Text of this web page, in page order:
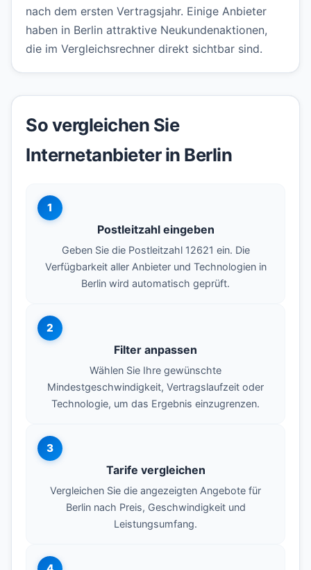
nach dem ersten Vertragsjahr. Einige Anbieter
haben in Berlin attraktive Neukundenaktionen,
die im Vergleichsrechner direkt sichtbar sind.
So vergleichen Sie
Internetanbieter in Berlin
1
Postleitzahl eingeben
Geben Sie die Postleitzahl 12621 ein. Die
Verfügbarkeit aller Anbieter und Technologien in
Berlin wird automatisch geprüft.
2
Filter anpassen
Wählen Sie Ihre gewünschte
Mindestgeschwindigkeit, Vertragslaufzeit oder
Technologie, um das Ergebnis einzugrenzen.
3
Tarife vergleichen
Vergleichen Sie die angezeigten Angebote für
Berlin nach Preis, Geschwindigkeit und
Leistungsumfang.